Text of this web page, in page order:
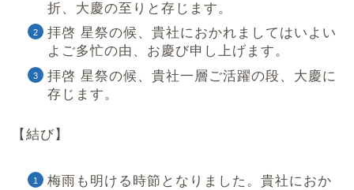
折、大慶の至りと存じます。
拝啓 星祭の候、貴社におかれましてはいよい
よご多忙の由、お慶び申し上げます。
拝啓 星祭の候、貴社一層ご活躍の段、大慶に
存じます。
【結び】
梅雨も明ける時節となりました。貴社におか